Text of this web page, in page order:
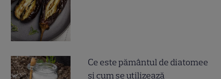
Ce este pământul de diatomee
și cum se utilizează